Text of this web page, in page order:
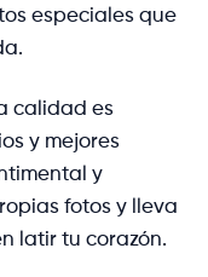
especiales que
calidad es
y mejores
y
fotos y lleva
latir tu corazón.